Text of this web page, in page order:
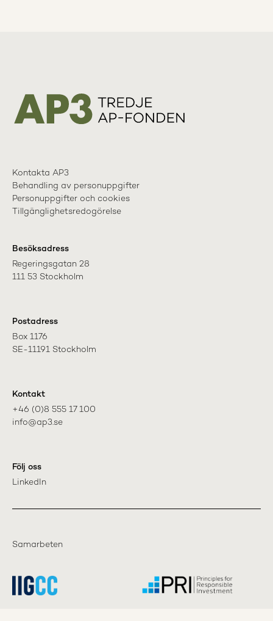
Kontakta AP3
Behandling av personuppgifter
Personuppgifter och cookies
Tillgänglighetsredogörelse
Besöksadress
Regeringsgatan 28
111 53 Stockholm
Postadress
Box 1176
SE-11191 Stockholm
Kontakt
+46 (0)8 555 17 100
info@ap3.se
Följ oss
LinkedIn
Samarbeten